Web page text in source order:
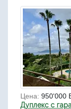
Цена: 950'000
Дуплекс с